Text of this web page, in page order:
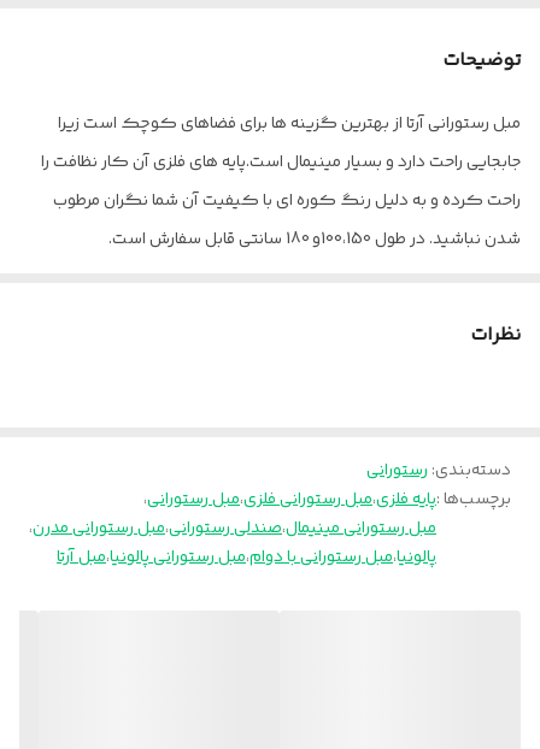
ضمانت 36 ماه
روکش چرم پارس
توضیحات
مبل رستورانی آرتا از بهترین گزینه ها برای فضاهای کوچک است زیرا
جابجایی راحت دارد و بسیار مینیمال است.پایه های فلزی آن کار نظافت را
راحت کرده و به دلیل رنگ کوره ای با کیفیت آن شما نگران مرطوب
شدن نباشید. در طول 100،150و 180 سانتی قابل سفارش است.
نظرات
دسته‌بندی: رستورانی
برچسب‌ها :پایه فلزی،مبل رستورانی فلزی،مبل رستورانی،
مبل رستورانی مینیمال،صندلی رستورانی،مبل رستورانی مدرن،
پالونیا،مبل رستورانی با دوام،مبل رستورانی پالونیا،مبل آرتا